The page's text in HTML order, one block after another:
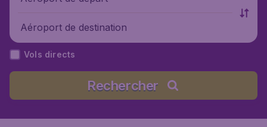
Aéroport de destination
Vols directs
Rechercher